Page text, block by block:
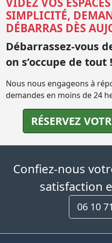
SIMPLICITÉ,
DÉBARRAS DÈS
Débarrassez-vous
on s’occupe de tout !
Nous nous engageons à
demandes en moins de 24
RÉSERVEZ
Confiez-nous
satisfaction
06 10